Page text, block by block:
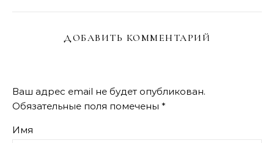
ДОБАВИТЬ КОММЕНТАРИЙ
Ваш адрес email не будет опубликован.
Обязательные поля помечены *
Имя